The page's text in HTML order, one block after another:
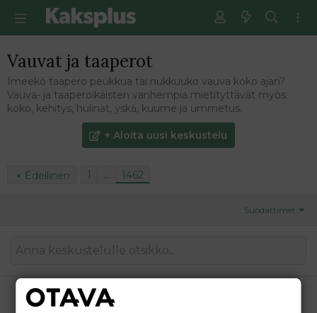
Vauvat ja taaperot
Imeekö taapero peukkua tai nukkuuko vauva koko ajan?
Vauva- ja taaperoikäisten vanhempia mietityttävät myös
koko, kehitys, hulinat, yskä, kuume ja ummetus.
+ Aloita uusi keskustelu
Edellinen 1 … 1462
Suodattimet
Minkä ikäisenä parvisänkyyn?
muumi